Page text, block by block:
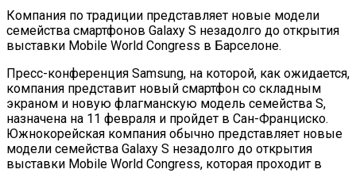
Компания по традиции представляет новые модели
семейства смартфонов Galaxy S незадолго до открытия
выставки Mobile World Congress в Барселоне.
Пресс-конференция Samsung, на которой, как ожидается,
компания представит новый смартфон со складным
экраном и новую флагманскую модель семейства S,
назначена на 11 февраля и пройдет в Сан-Франциско.
Южнокорейская компания обычно представляет новые
модели семейства Galaxy S незадолго до открытия
выставки Mobile World Congress, которая проходит в